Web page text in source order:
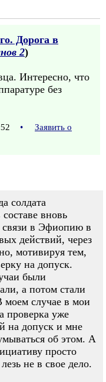
Дорога в
2)
Интересно, что
без
•
Заявить о
солдата
вновь
связи в Эфиопию в
действий, через
мотивируя тем,
на допуск.
были
а потом стали
моем случае в мои
проверка уже
на допуск и мне
об этом. А
просто
не в свое дело.